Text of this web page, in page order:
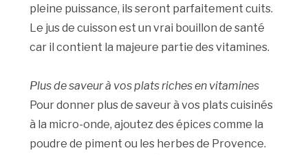
pleine puissance, ils seront parfaitement cuits.
Le jus de cuisson est un vrai bouillon de santé
car il contient la majeure partie des vitamines.
Plus de saveur à vos plats riches en vitamines
Pour donner plus de saveur à vos plats cuisinés
à la micro-onde, ajoutez des épices comme la
poudre de piment ou les herbes de Provence.